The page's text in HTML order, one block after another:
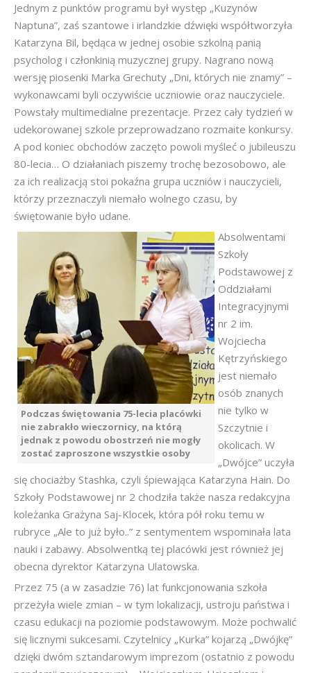
Jednym z punktów programu był występ „Kuzynów
Naptuna”, zaś szantowe i irlandzkie dźwięki współtworzyła
Katarzyna Bil, będąca w jednej osobie szkolną panią
psycholog i członkinią muzycznej grupy. Nagrano nową
wersję piosenki Marka Grechuty „Dni, których nie znamy” –
wykonawcami byli oczywiście uczniowie oraz nauczyciele.
Powstały multimedialne prezentacje. Przez cały tydzień w
udekorowanej szkole przeprowadzano rozmaite konkursy.
A pod koniec obchodów zaczęto powoli myśleć o jubileuszu
80-lecia… O działaniach piszemy trochę bezosobowo, ale
za ich realizacją stoi pokaźna grupa uczniów i nauczycieli,
którzy przeznaczyli niemało wolnego czasu, by
świętowanie było udane.
Podczas świętowania 75-lecia placówki
nie zabrakło wieczornicy, na którą
jednak z powodu obostrzeń nie mogły
zostać zaproszone wszystkie osoby
Absolwentami
Szkoły
Podstawowej z
Oddziałami
Integracyjnymi
nr 2 im.
Wojciecha
Kętrzyńskiego
jest niemało
osób znanych
nie tylko w
Szczytnie i
okolicach. W
„Dwójce” uczyła
się chociażby Stashka, czyli śpiewająca Katarzyna Hain. Do
Szkoły Podstawowej nr 2 chodziła także nasza redakcyjna
koleżanka Grażyna Saj-Klocek, która pół roku temu w
rubryce „Ale to już było..” z sentymentem wspominała lata
nauki i zabawy. Absolwentką tej placówki jest również jej
obecna dyrektor Katarzyna Ulatowska.
Przez 75 (a w zasadzie 76) lat funkcjonowania szkoła
przeżyła wiele zmian – w tym lokalizacji, ustroju państwa i
czasu edukacji na poziomie podstawowym. Może pochwalić
się licznymi sukcesami. Czytelnicy „Kurka” kojarzą „Dwójkę”
dzięki dwóm sztandarowym imprezom (ostatnio z powodu